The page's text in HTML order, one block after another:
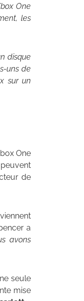
One
les
disque
uns de
sur un
One
de
a
avons
seule
mise